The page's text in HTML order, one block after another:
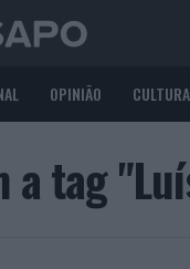
OPINIÃO CULTURA
a tag